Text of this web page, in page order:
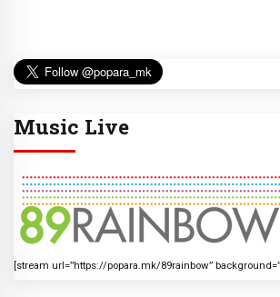
Music Live
[stream url=”https://popara.mk/89rainbow”